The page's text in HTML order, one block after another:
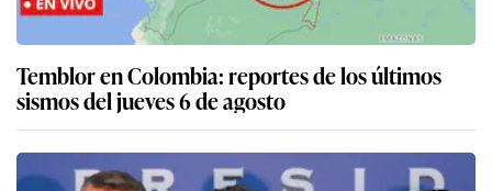
Temblor en Colombia: reportes de los últimos
sismos del jueves 6 de agosto